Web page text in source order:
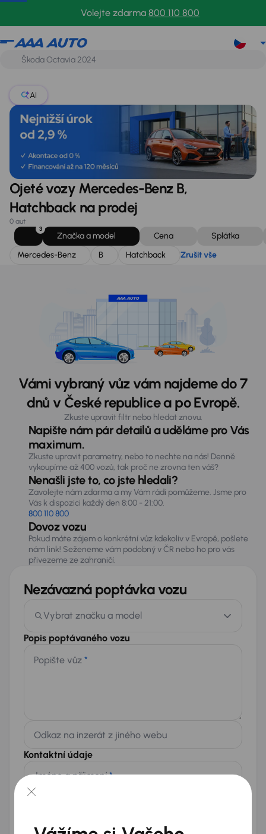
Volejte zdarma 800 110 800
Mercedes-Benz
AI
Ojeté vozy Mercedes-Benz B,
Hatchback na prodej
0 aut
3
Značka a model Cena
Splátka
Mercedes-Benz
B Hatchback Zrušit vše
Vámi vybraný vůz vám najdeme do 7
dnů v České republice a po Evropě.
Zkuste upravit filtr nebo hledat znovu.
Napište nám pár detailů a uděláme pro Vás
maximum.
Zkuste upravit parametry, nebo to nechte na nás! Denně
vykoupíme až 400 vozů, tak proč ne zrovna ten váš?
Nenašli jste to, co jste hledali?
Zavolejte nám zdarma a my Vám rádi pomůžeme. Jsme pro
Vás k dispozici každý den 8:00 - 21:00.
800 110 800
Dovoz vozu
Pokud máte zájem o konkrétní vůz kdekoliv v Evropě, pošlete
nám link! Seženeme vám podobný v ČR nebo ho pro vás
přivezeme ze zahraničí.
Nezávazná poptávka vozu
Vybrat značku a model
Popis poptávaného vozu
Popište vůz *
Odkaz na inzerát z jiného webu
Kontaktní údaje
Jméno a příjmení*
+420